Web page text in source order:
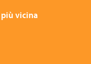
più vicina